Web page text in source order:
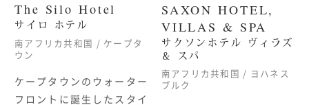
The Silo Hotel
サイロ ホテル
南アフリカ共和国 / ケープタ
ウン
ケープタウンのウォーター
フロントに誕生したスタイ
SAXON HOTEL,
VILLAS & SPA
サクソンホテル ヴィラズ
＆ スパ
南アフリカ共和国 / ヨハネス
ブルク